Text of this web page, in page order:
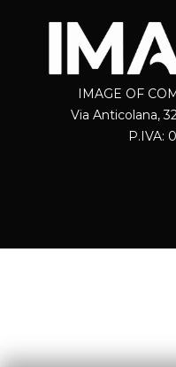
IMAGE OF
Via Anticolana,
P.IVA: